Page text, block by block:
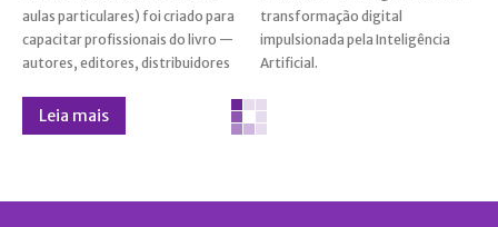
aulas particulares) foi criado para
capacitar profissionais do livro —
autores, editores, distribuidores
transformação digital
impulsionada pela Inteligência
Artificial.
Leia mais